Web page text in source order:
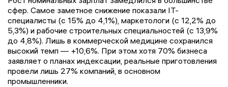
сфер. Самое заметное снижение показали IT-
специалисты (с 15% до 4,1%), маркетологи (с 12,2% до
5,3%) и рабочие строительных специальностей (с 13,9%
до 4,8%). Лишь в коммерческой медицине сохранился
высокий темп — +10,6%. При этом хотя 70% бизнеса
заявляет о планах индексации, реальные приготовления
провели лишь 27% компаний, в основном
промышленники.